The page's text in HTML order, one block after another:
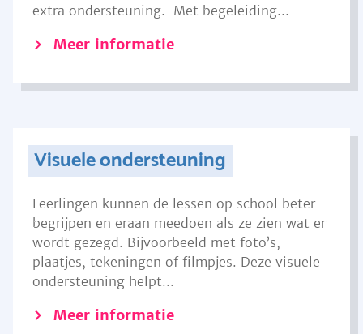
extra ondersteuning. Met begeleiding...
Meer informatie
Visuele ondersteuning
Leerlingen kunnen de lessen op school beter
begrijpen en eraan meedoen als ze zien wat er
wordt gezegd. Bijvoorbeeld met foto’s,
plaatjes, tekeningen of filmpjes. Deze visuele
ondersteuning helpt...
Meer informatie